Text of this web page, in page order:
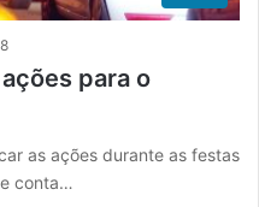
para o
as ações durante as festas
conta…